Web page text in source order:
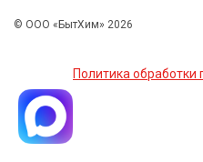
© ООО «БытХим» 2026
Политика